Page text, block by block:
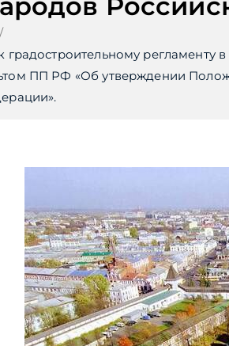
регламенту
ПП РФ «Об утверждении